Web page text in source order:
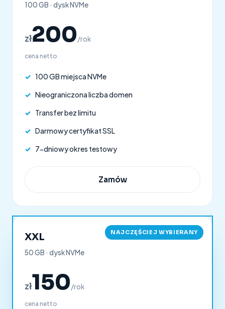
100 GB · dysk NVMe
zł200/rok
cena netto
✓ 100 GB miejsca NVMe
✓ Nieograniczona liczba domen
✓ Transfer bez limitu
✓ Darmowy certyfikat SSL
✓ 7-dniowy okres testowy
Zamów
NAJCZĘŚCIEJ WYBIERANY
XXL
50 GB · dysk NVMe
zł150/rok
cena netto